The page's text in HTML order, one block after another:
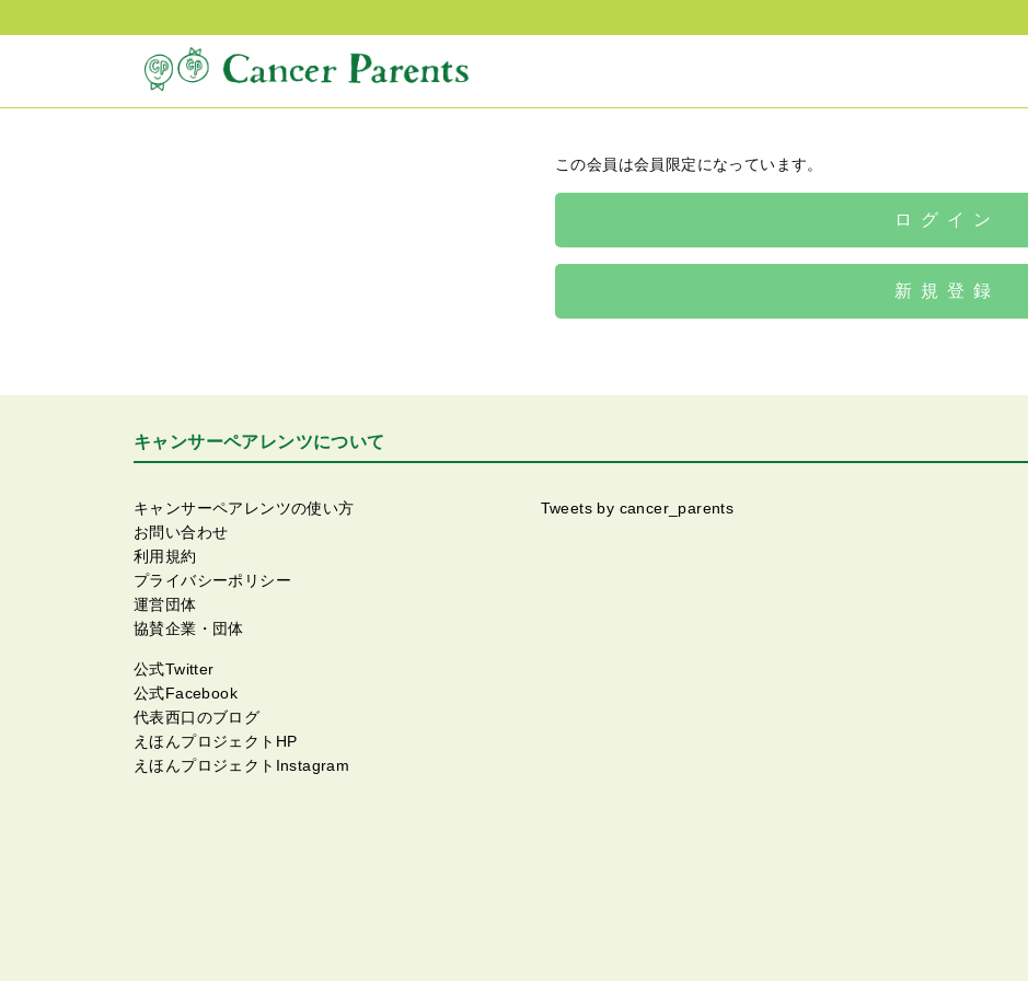
この会員は会員限定になっています。
ログイン
新規登録
キャンサーペアレンツについて
キャンサーペアレンツの使い方
お問い合わせ
利用規約
プライバシーポリシー
運営団体
協賛企業・団体
公式Twitter
公式Facebook
代表西口のブログ
えほんプロジェクトHP
えほんプロジェクトInstagram
Tweets by cancer_parents